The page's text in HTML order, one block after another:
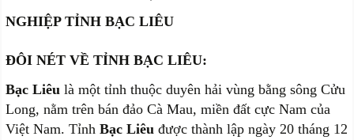
NGHIỆP TỈNH BẠC LIÊU
ĐÔI NÉT VỀ TỈNH BẠC LIÊU:
Bạc Liêu là một tỉnh thuộc duyên hải vùng bằng sông Cửu
Long, nằm trên bán đảo Cà Mau, miền đất cực Nam của
Việt Nam. TỉnhBạc Liêu được thành lập ngày 20 tháng 12